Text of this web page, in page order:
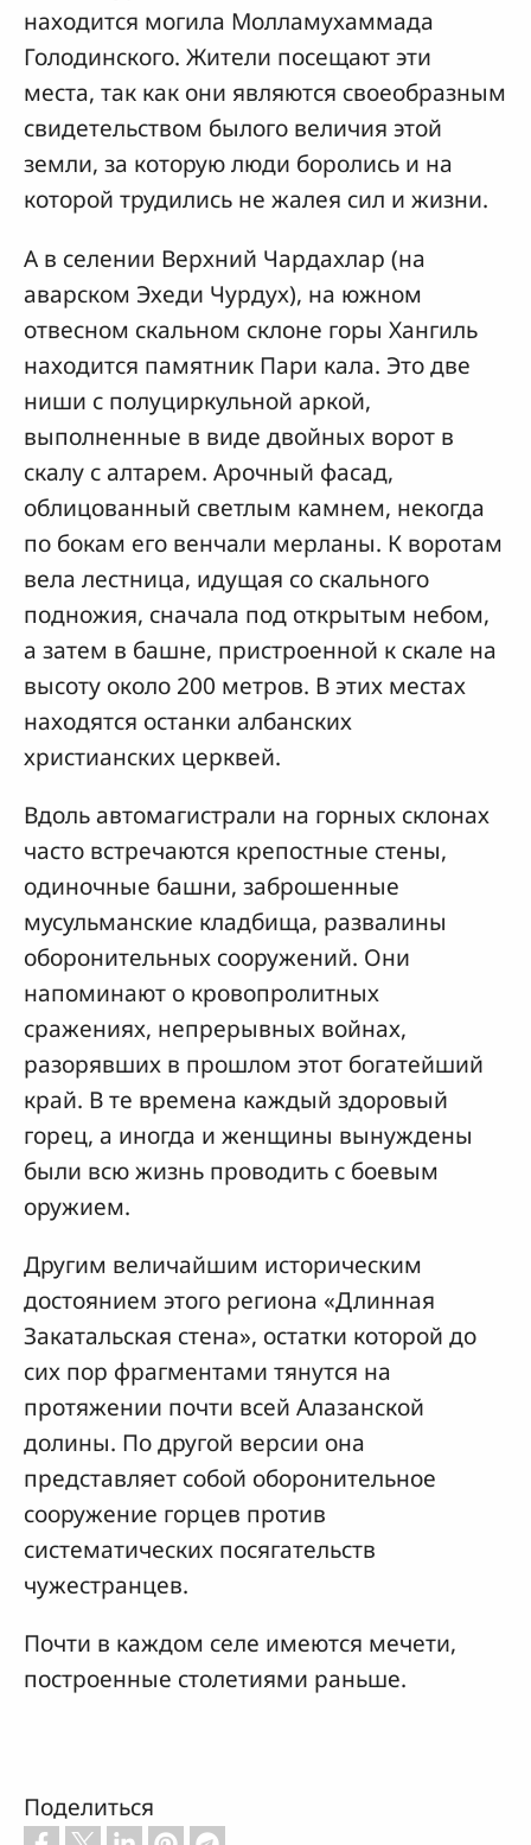
находится могила Молламухаммада
Голодинского. Жители посещают эти
места, так как они являются своеобразным
свидетельством былого величия этой
земли, за которую люди боролись и на
которой трудились не жалея сил и жизни.
А в селении Верхний Чардахлар (на
аварском Эхеди Чурдух), на южном
отвесном скальном склоне горы Хангиль
находится памятник Пари кала. Это две
ниши с полуциркульной аркой,
выполненные в виде двойных ворот в
скалу с алтарем. Арочный фасад,
облицованный светлым камнем, некогда
по бокам его венчали мерланы. К воротам
вела лестница, идущая со скального
подножия, сначала под открытым небом,
а затем в башне, пристроенной к скале на
высоту около 200 метров. В этих местах
находятся останки албанских
христианских церквей.
Вдоль автомагистрали на горных склонах
часто встречаются крепостные стены,
одиночные башни, заброшенные
мусульманские кладбища, развалины
оборонительных сооружений. Они
напоминают о кровопролитных
сражениях, непрерывных войнах,
разорявших в прошлом этот богатейший
край. В те времена каждый здоровый
горец, а иногда и женщины вынуждены
были всю жизнь проводить с боевым
оружием.
Другим величайшим историческим
достоянием этого региона «Длинная
Закатальская стена», остатки которой до
сих пор фрагментами тянутся на
протяжении почти всей Алазанской
долины. По другой версии она
представляет собой оборонительное
сооружение горцев против
систематических посягательств
чужестранцев.
Почти в каждом селе имеются мечети,
построенные столетиями раньше.
Поделиться